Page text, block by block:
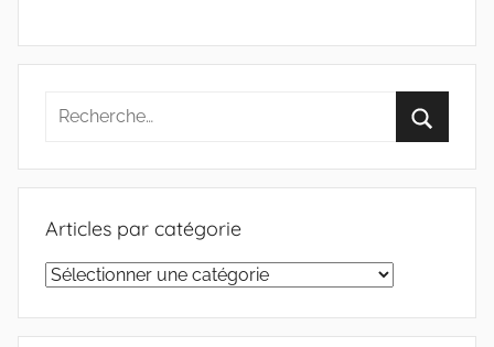
Articles par catégorie
Articles
catégorie